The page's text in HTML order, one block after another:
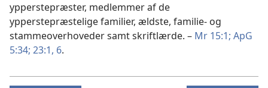
ypperstepræster, medlemmer af de
ypperstepræstelige familier, ældste, familie- og
stammeoverhoveder samt skriftlærde. – Mr 15:1; ApG
5:34; 23:1, 6.